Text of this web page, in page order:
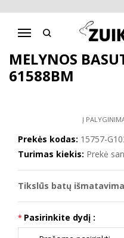
Navigacija
Pagrindinis
D.D.Step batai
Mėlynos basutės 25-30 d.
MĖLYNOS
61588BM
Į
Prekės kodas: 15757-
Turimas kiekis: Prekė
Tikslūs batų
Pasirinkite dydį :